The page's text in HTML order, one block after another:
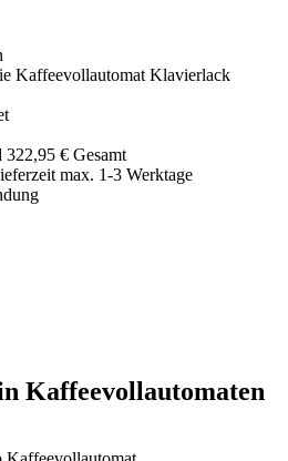
Kaffeevollautomat Klavierlack
322,95 € Gesamt
max. 1-3 Werktage
Kaffeevollautomaten